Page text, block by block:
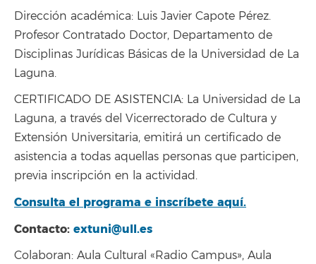
Dirección académica: Luis Javier Capote Pérez.
Profesor Contratado Doctor, Departamento de
Disciplinas Jurídicas Básicas de la Universidad de La
Laguna.
CERTIFICADO DE ASISTENCIA: La Universidad de La
Laguna, a través del Vicerrectorado de Cultura y
Extensión Universitaria, emitirá un certificado de
asistencia a todas aquellas personas que participen,
previa inscripción en la actividad.
Consulta el programa e inscríbete aquí.
Contacto: extuni@ull.es
Colaboran: Aula Cultural «Radio Campus», Aula